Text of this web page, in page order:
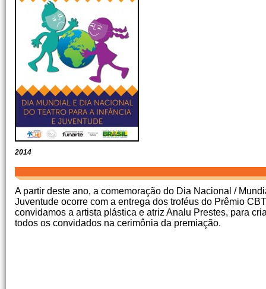
2014
A partir deste ano, a comemoração do Dia Nacional /
Juventude ocorre com a entrega dos troféus do Prêmio
convidamos a artista plástica e atriz Analu Prestes, para
todos os convidados na cerimônia da premiação.